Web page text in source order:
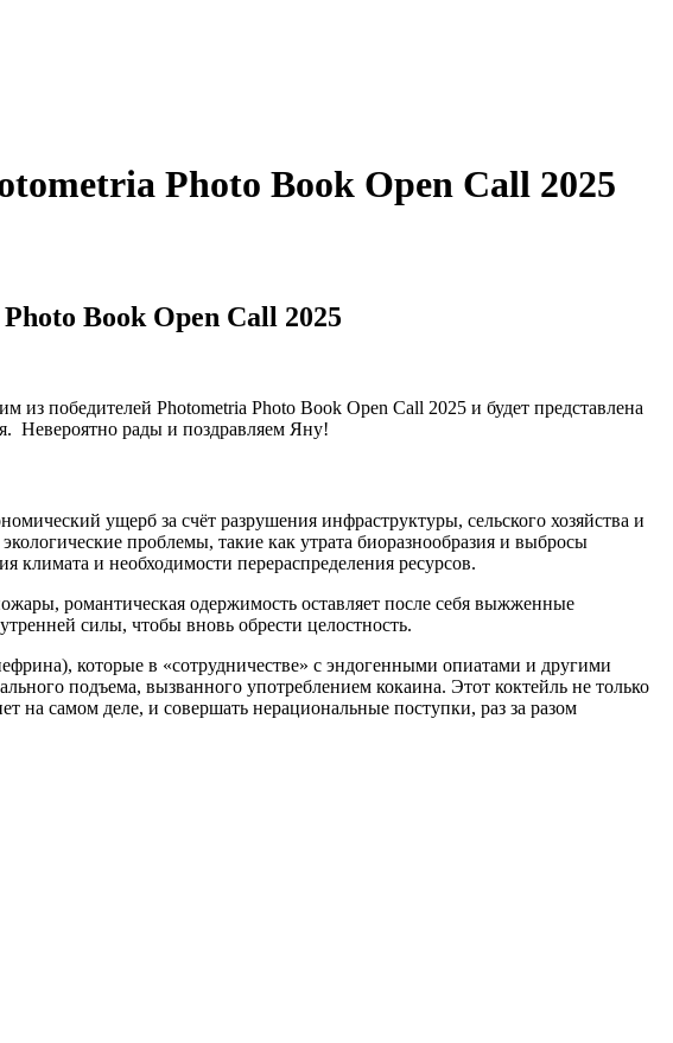
Photo Book Open Call 2025
Book Open Call 2025
победителей Photometria Photo Book Open Call 2025 и будет представлена
Невероятно рады и поздравляем Яну!
ущерб за счёт разрушения инфраструктуры, сельского хозяйства и
проблемы, такие как утрата биоразнообразия и выбросы
климата и необходимости перераспределения ресурсов.
романтическая одержимость оставляет после себя выжженные
силы, чтобы вновь обрести целостность.
которые в «сотрудничестве» с эндогенными опиатами и другими
подъема, вызванного употреблением кокаина. Этот коктейль не только
на самом деле, и совершать нерациональные поступки, раз за разом